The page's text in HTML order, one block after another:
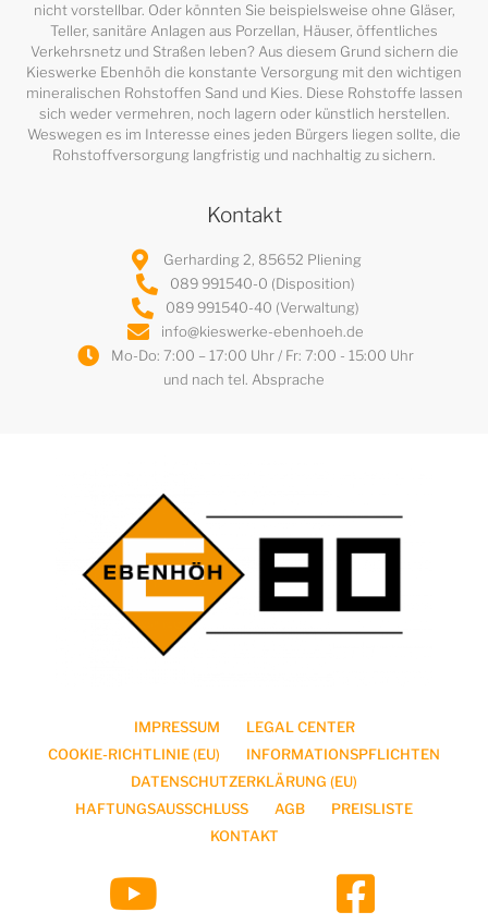
nicht vorstellbar. Oder könnten Sie beispielsweise ohne Gläser,
Teller, sanitäre Anlagen aus Porzellan, Häuser, öffentliches
Verkehrsnetz und Straßen leben? Aus diesem Grund sichern die
Kieswerke Ebenhöh die konstante Versorgung mit den wichtigen
mineralischen Rohstoffen Sand und Kies. Diese Rohstoffe lassen
sich weder vermehren, noch lagern oder künstlich herstellen.
Weswegen es im Interesse eines jeden Bürgers liegen sollte, die
Rohstoffversorgung langfristig und nachhaltig zu sichern.
Kontakt
Gerharding 2, 85652 Pliening
089 991540-0 (Disposition)
089 991540-40 (Verwaltung)
info@kieswerke-ebenhoeh.de
Mo-Do: 7:00 – 17:00 Uhr / Fr: 7:00 - 15:00 Uhr
und nach tel. Absprache
IMPRESSUM
LEGAL CENTER
COOKIE-RICHTLINIE (EU)
INFORMATIONSPFLICHTEN
DATENSCHUTZERKLÄRUNG (EU)
HAFTUNGSAUSSCHLUSS
AGB
PREISLISTE
KONTAKT